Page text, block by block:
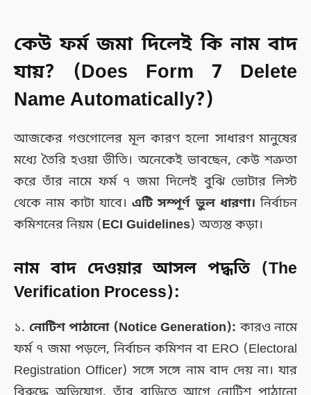
কেউ ফর্ম জমা দিলেই কি নাম বাদ
যায়? (Does Form 7 Delete
Name Automatically?)
আজকের গণ্ডগোলের মূল কারণ হলো সাধারণ মানুষের
মধ্যে তৈরি হওয়া ভীতি। অনেকেই ভাবছেন, কেউ শত্রুতা
করে তাঁর নামে ফর্ম ৭ জমা দিলেই বুঝি ভোটার লিস্ট
থেকে নাম কাটা যাবে। এটি সম্পূর্ণ ভুল ধারণা। নির্বাচন
কমিশনের নিয়ম (ECI Guidelines) অত্যন্ত কড়া।
নাম বাদ দেওয়ার আসল পদ্ধতি (The
Verification Process):
১. নোটিশ পাঠানো (Notice Generation): কারও নামে
ফর্ম ৭ জমা পড়লে, নির্বাচন কমিশন বা ERO (Electoral
Registration Officer) সঙ্গে সঙ্গে নাম বাদ দেয় না। যার